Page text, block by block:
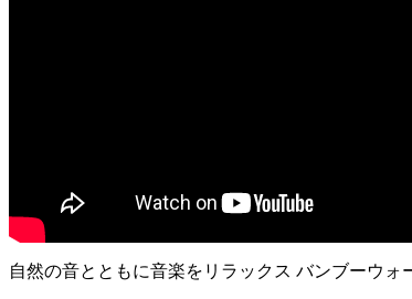
自然の音とともに音楽をリラックス バンブーウォ